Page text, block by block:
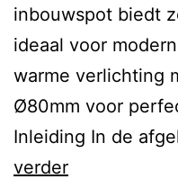
inbouwspot biedt
ideaal voor
warme verlichting
Ø80mm voor
Inleiding In de
verderduurzaam